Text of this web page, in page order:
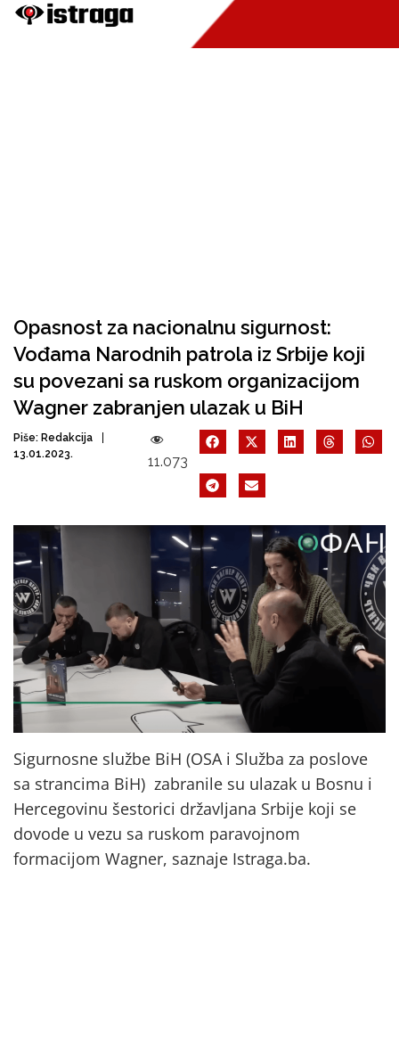
Opasnost za nacionalnu sigurnost:
Vođama Narodnih patrola iz Srbije koji
su povezani sa ruskom organizacijom
Wagner zabranjen ulazak u BiH
Piše: Redakcija
13.01.2023.
11.073
Sigurnosne službe BiH (OSA i Služba za poslove
sa strancima BiH) zabranile su ulazak u Bosnu i
Hercegovinu šestorici državljana Srbije koji se
dovode u vezu sa ruskom paravojnom
formacijom Wagner, saznaje Istraga.ba.